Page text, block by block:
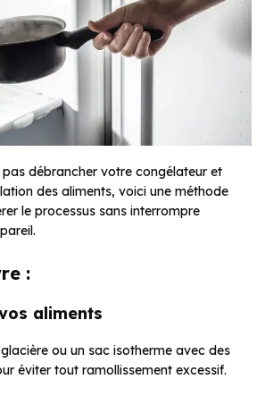
pas débrancher votre congélateur et
des aliments, voici une méthode
le processus sans interrompre
:
aliments
ou un sac isotherme avec des
éviter tout ramollissement excessif.